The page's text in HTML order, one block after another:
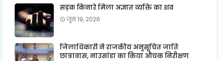
सड़क किनारे मिला अज्ञात व्यक्ति का शव
जून 19, 2026
जिलाधिकारी ने राजकीय अनुसूचित जाति
छात्रावास, नाउसांडा का किया औचक निरीक्षण